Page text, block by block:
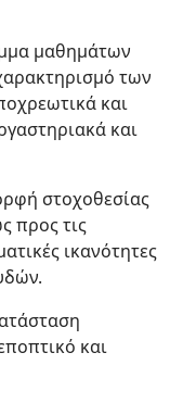
μαθημάτων
των
και
και
στοχοθεσίας
προς τις
ικανότητες
και